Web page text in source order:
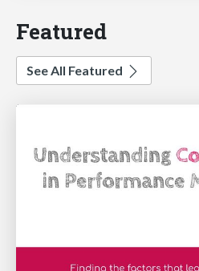
Featured
See All Featured